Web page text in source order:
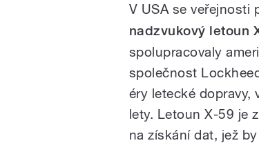
V USA se veřejnosti
nadzvukový letoun
spolupracovaly
společnost
éry letecké dopravy,
lety. Letoun X-59 je
na získání dat, jež